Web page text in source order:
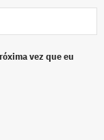
vez que eu